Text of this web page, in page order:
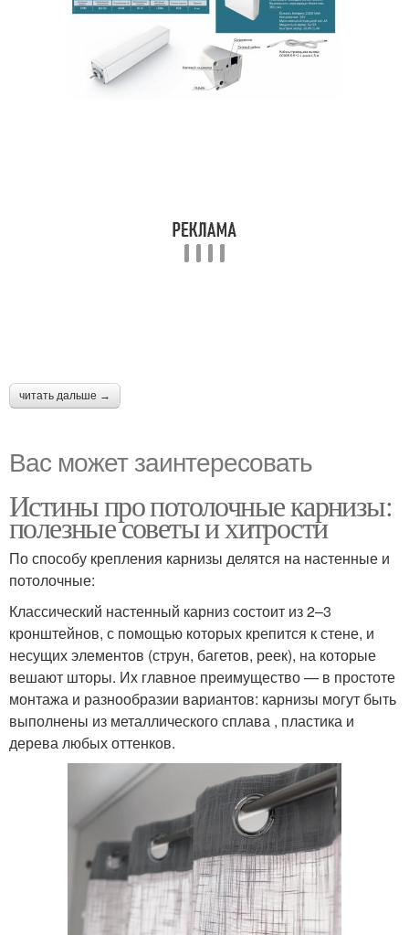
читать дальше →
Вас может заинтересовать
Истины про потолочные карнизы:
полезные советы и хитрости
По способу крепления карнизы делятся на настенные и
потолочные:
Классический настенный карниз состоит из 2–3
кронштейнов, с помощью которых крепится к стене, и
несущих элементов (струн, багетов, реек), на которые
вешают шторы. Их главное преимущество — в простоте
монтажа и разнообразии вариантов: карнизы могут быть
выполнены из металлического сплава , пластика и
дерева любых оттенков.